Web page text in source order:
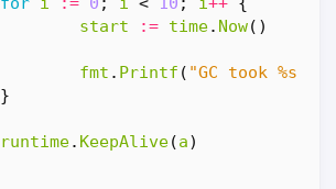
start
:= time. Now()
fmt . Printf ( "GC took %s\n"
}
runtime. KeepAlive(a)